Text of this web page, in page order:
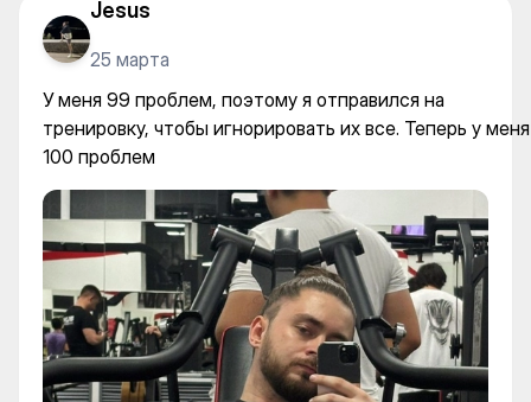
Jesus
25 марта
У меня 99 проблем, поэтому я отправился на
тренировку, чтобы игнорировать их все. Теперь у меня
100 проблем